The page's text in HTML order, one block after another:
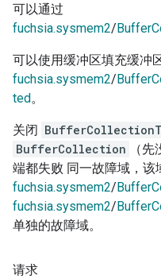
可以通过
fuchsia.sysmem2/
可以使用缓冲区填充缓冲
fuchsia.sysmem2/
ted。
关闭
BufferCollection
（
端都失败 同一故障域，该
fuchsia.sysmem2/
fuchsia.sysmem2/
单独的故障域。
请求